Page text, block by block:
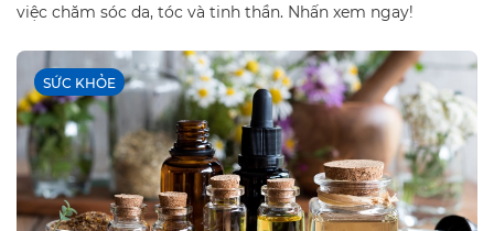
việc chăm sóc da, tóc và tinh thần. Nhấn xem ngay!
SỨC KHỎE